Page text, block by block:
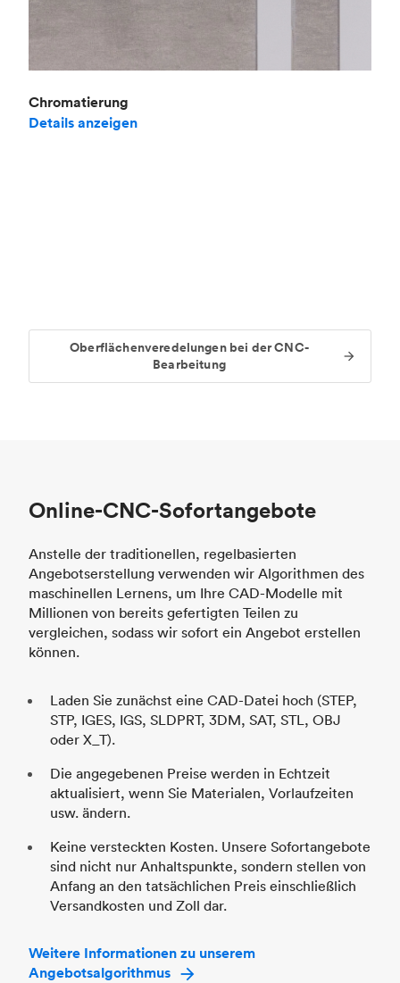
Chromatierung
Details anzeigen
Oberflächenveredelungen bei der CNC-
Bearbeitung
Online-CNC-Sofortangebote
Anstelle der traditionellen, regelbasierten
Angebotserstellung verwenden wir Algorithmen des
maschinellen Lernens, um Ihre CAD-Modelle mit
Millionen von bereits gefertigten Teilen zu
vergleichen, sodass wir sofort ein Angebot erstellen
können.
Laden Sie zunächst eine CAD-Datei hoch (STEP,
STP, IGES, IGS, SLDPRT, 3DM, SAT, STL, OBJ
oder X_T).
Die angegebenen Preise werden in Echtzeit
aktualisiert, wenn Sie Materialen, Vorlaufzeiten
usw. ändern.
Keine versteckten Kosten. Unsere Sofortangebote
sind nicht nur Anhaltspunkte, sondern stellen von
Anfang an den tatsächlichen Preis einschließlich
Versandkosten und Zoll dar.
Weitere Informationen zu unserem
Angebotsalgorithmus